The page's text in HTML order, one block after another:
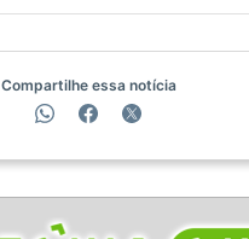
Compartilhe essa notícia